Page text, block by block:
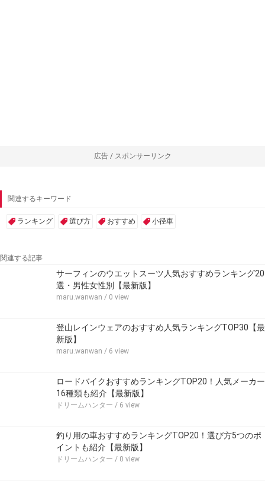
広告 / スポンサーリンク
関連するキーワード
ランキング 選び方 おすすめ 小径車
関連する記事
サーフィンのウエットスーツ人気おすすめランキング20
選・男性女性別【最新版】
maru.wanwan / 0 view
登山レインウェアのおすすめ人気ランキングTOP30【最
新版】
maru.wanwan / 6 view
ロードバイクおすすめランキングTOP20！人気メーカー
16種類も紹介【最新版】
ドリームハンター / 6 view
釣り用の車おすすめランキングTOP20！選び方5つのポ
イントも紹介【最新版】
ドリームハンター / 0 view